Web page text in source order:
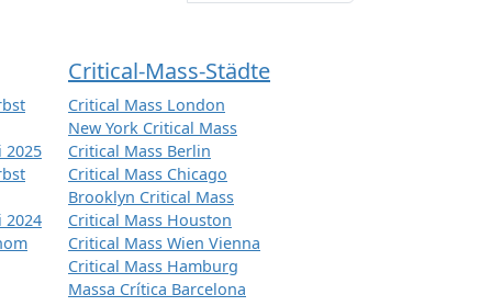
2025
2024
Critical-Mass-Städte
Critical Mass London
New York Critical Mass
Critical Mass Berlin
Critical Mass Chicago
Brooklyn Critical Mass
Critical Mass Houston
Critical Mass Wien Vienna
Critical Mass Hamburg
Massa Crítica Barcelona